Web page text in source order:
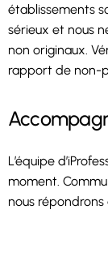
établissements
sérieux et nous
non originaux.
rapport de non-
L’équipe
moment.
nous répondrons